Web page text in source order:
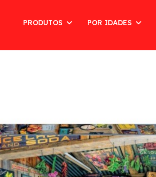
PRODUTOS POR IDADES